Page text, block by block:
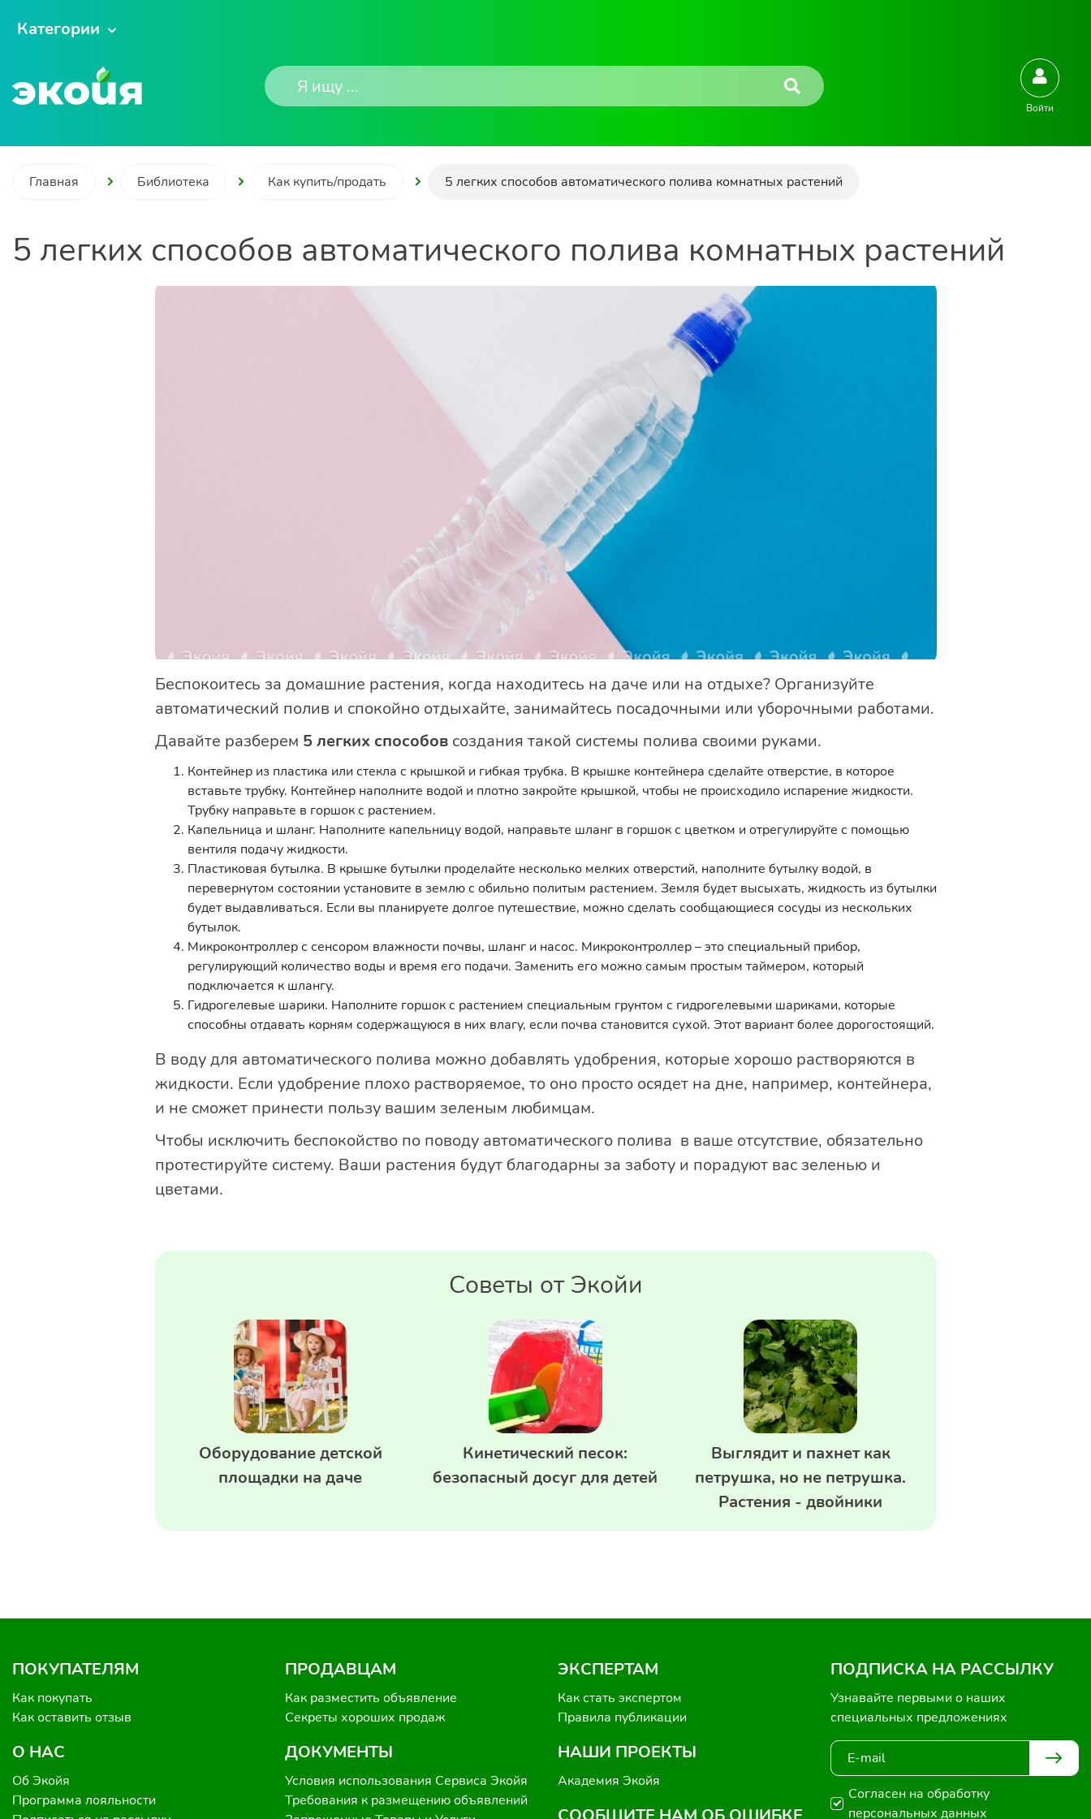
Категории
Войти
Главная Библиотека Как купить/продать 5 легких способов автоматического полива комнатных растений
5 легких способов автоматического полива комнатных растений
Беспокоитесь за домашние растения, когда находитесь на даче или на отдыхе? Организуйте
автоматический полив и спокойно отдыхайте, занимайтесь посадочными или уборочными работами.
Давайте разберем 5 легких способовсоздания такой системы полива своими руками.
Контейнер из пластика или стекла с крышкой и гибкая трубка. В крышке контейнера сделайте отверстие, в которое
вставьте трубку. Контейнер наполните водой и плотно закройте крышкой, чтобы не происходило испарение жидкости.
Трубку направьте в горшок с растением.
Капельница и шланг. Наполните капельницу водой, направьте шланг в горшок с цветком и отрегулируйте с помощью
вентиля подачу жидкости.
Пластиковая бутылка. В крышке бутылки проделайте несколько мелких отверстий, наполните бутылку водой, в
перевернутом состоянии установите в землю с обильно политым растением. Земля будет высыхать, жидкость из бутылки
будет выдавливаться. Если вы планируете долгое путешествие, можно сделать сообщающиеся сосуды из нескольких
бутылок.
Микроконтроллер с сенсором влажности почвы, шланг и насос. Микроконтроллер – это специальный прибор,
регулирующий количество воды и время его подачи. Заменить его можно самым простым таймером, который
подключается к шлангу.
Гидрогелевые шарики. Наполните горшок с растением специальным грунтом с гидрогелевыми шариками, которые
способны отдавать корням содержащуюся в них влагу, если почва становится сухой. Этот вариант более дорогостоящий.
В воду для автоматического полива можно добавлять удобрения, которые хорошо растворяются в
жидкости. Если удобрение плохо растворяемое, то оно просто осядет на дне, например, контейнера,
и не сможет принести пользу вашим зеленым любимцам.
Чтобы исключить беспокойство по поводу автоматического полива в ваше отсутствие, обязательно
протестируйте систему. Ваши растения будут благодарны за заботу и порадуют вас зеленью и
цветами.
Советы от Экойи
Оборудование детской
площадки на даче
Кинетический песок:
безопасный досуг для детей
Выглядит и пахнет как
петрушка, но не петрушка.
Растения - двойники
ПОКУПАТЕЛЯМ
Как покупать
Как оставить отзыв
О НАС
Об Экойя
Программа лояльности
ПРОДАВЦАМ
Как разместить объявление
Секреты хороших продаж
ДОКУМЕНТЫ
Условия использования Сервиса Экойя
Требования к размещению объявлений
ЭКСПЕРТАМ
Как стать экспертом
Правила публикации
НАШИ ПРОЕКТЫ
Академия Экойя
ПОДПИСКА НА РАССЫЛКУ
Узнавайте первыми о наших
специальных предложениях
Согласен на обработку
персональных данных